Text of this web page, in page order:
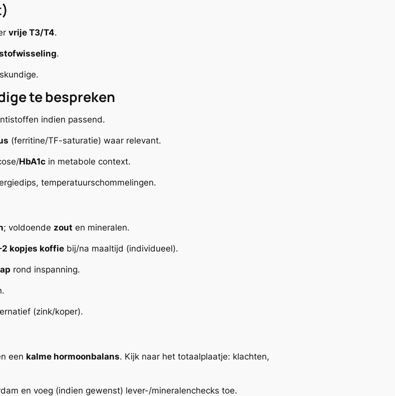
vrije T3/T4.
.
te bespreken
indien passend.
(ferritine/TF-saturatie) waar relevant.
HbA1c in metabole context.
temperatuurschommelingen.
; voldoende zout en mineralen.
kopjes koffie bij/na maaltijd (individueel).
rond inspanning.
(zink/koper).
een kalme hormoonbalans. Kijk naar het totaalplaatje: klachten,
en voeg (indien gewenst) lever-/mineralenchecks toe.